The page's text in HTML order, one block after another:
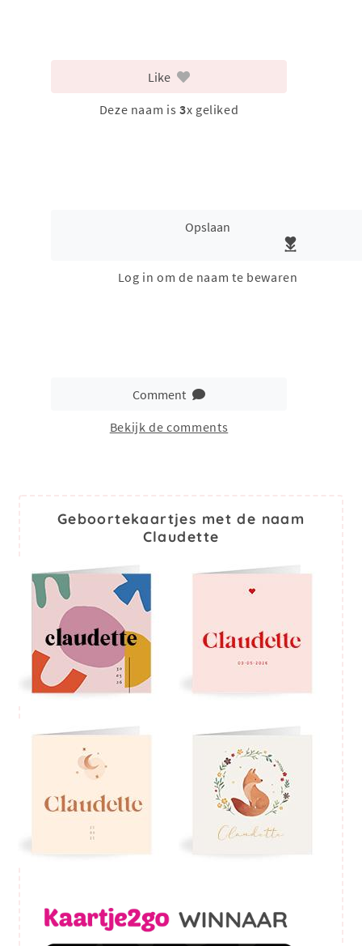
Like
Deze naam is 3x geliked
Opslaan
Log in om de naam te bewaren
Comment
Bekijk de comments
Geboortekaartjes met de naam
Claudette